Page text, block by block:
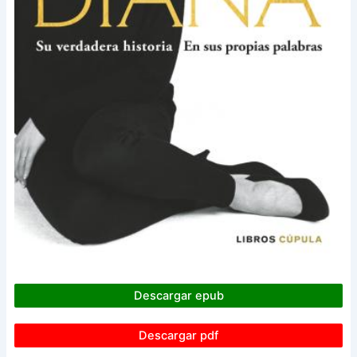
Descargar epub
Descargar pdf